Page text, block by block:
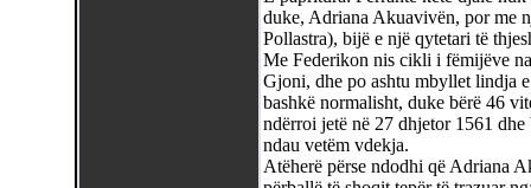
duke, Adriana Akuavivën, por me
Pollastra), bijë e një qytetari të
Me Federikon nis cikli i fëmijëve
Gjoni, dhe po ashtu mbyllet lindja
bashkë normalisht, duke bërë 46
ndërroi jetë në 27 dhjetor 1561
ndau vetëm vdekja.
Atëherë përse ndodhi që Adriana